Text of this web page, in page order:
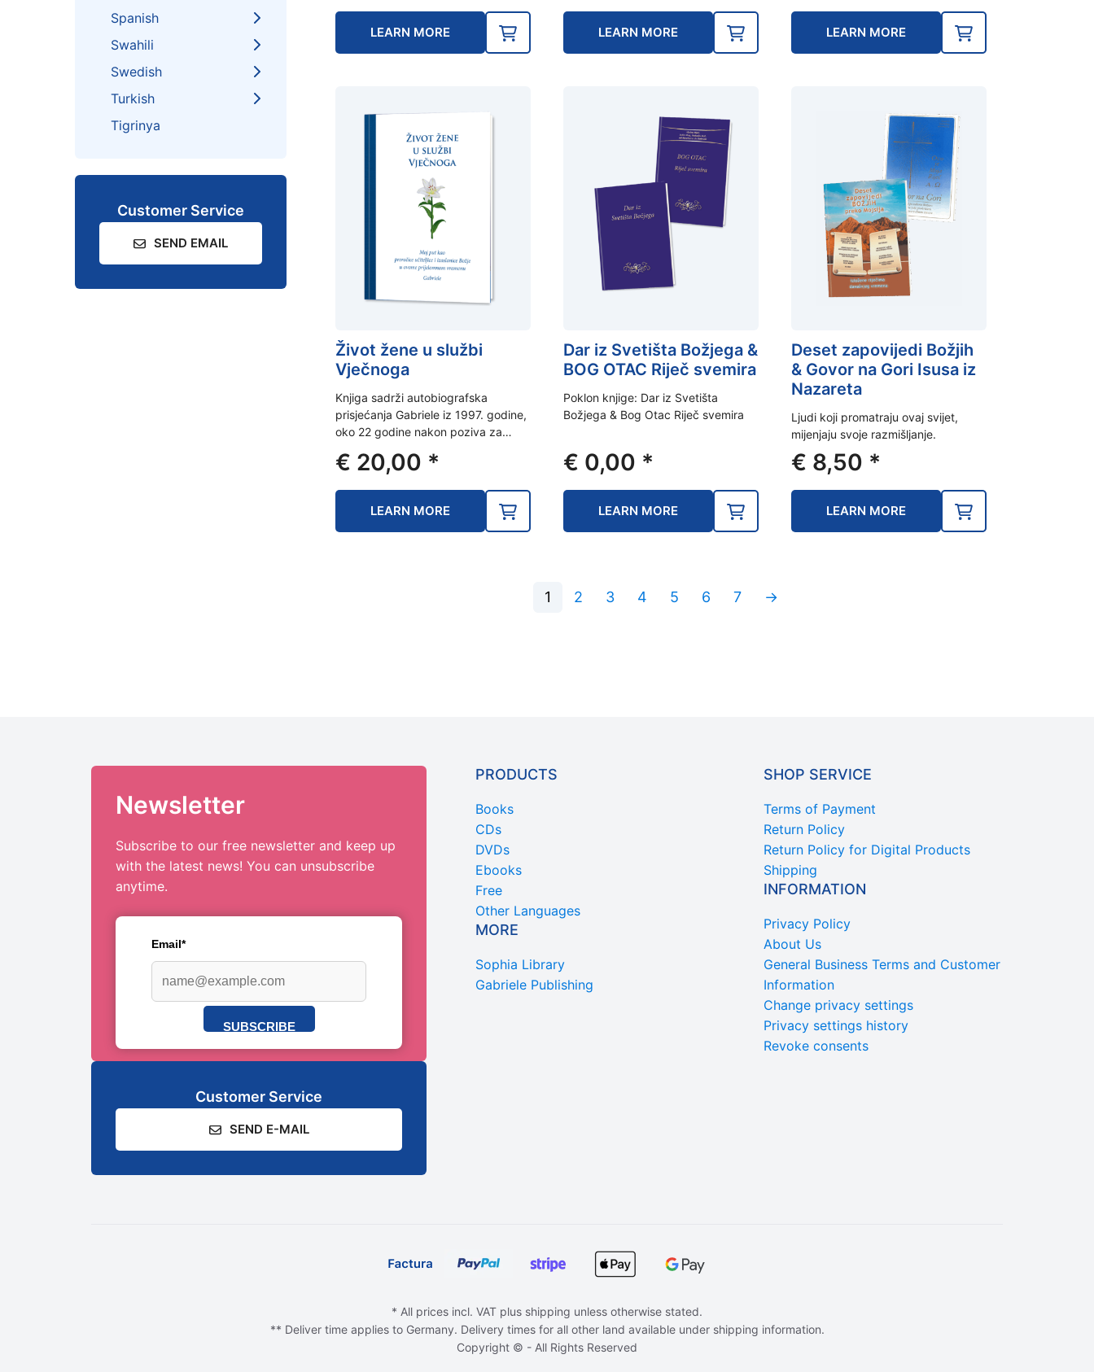
LEARN MORE LEARN MORE LEARN MORE
Život žene u službi
Vječnoga
Knjiga sadrži autobiografska
prisjećanja Gabriele iz 1997. godine,
oko 22 godine nakon poziva za…
€ 20,00 *
LEARN MORE
Dar iz Svetišta Božjega &
BOG OTAC Riječ svemira
Poklon knjige: Dar iz Svetišta
Božjega & Bog Otac Riječ svemira
€ 0,00 *
LEARN MORE
Deset zapovijedi Božjih
& Govor na Gori Isusa iz
Nazareta
Ljudi koji promatraju ovaj svijet,
mijenjaju svoje razmišljanje.
€ 8,50 *
LEARN MORE
1 2 3 4 5 6 7 →
Spanish
Swahili
Swedish
Turkish
Tigrinya
Customer Service
SEND EMAIL
Newsletter
Subscribe to our free newsletter and keep up
with the latest news! You can unsubscribe
anytime.
Email*
SUBSCRIBE
Customer Service
SEND E-MAIL
PRODUCTS
Books
CDs
DVDs
Ebooks
Free
Other Languages
MORE
Sophia Library
Gabriele Publishing
SHOP SERVICE
Terms of Payment
Return Policy
Return Policy for Digital Products
Shipping
INFORMATION
Privacy Policy
About Us
General Business Terms and Customer
Information
Change privacy settings
Privacy settings history
Revoke consents
* All prices incl. VAT plus shipping unless otherwise stated.
** Deliver time applies to Germany. Delivery times for all other land available under shipping information.
Copyright © - All Rights Reserved